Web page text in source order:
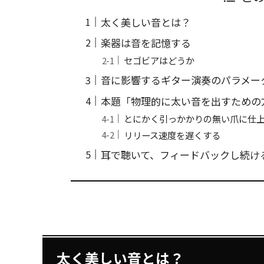
太く美しい音とは？
楽器は音を記憶する
セゴビアはどうか
音に影響するギター演奏のパラメー
本題「物理的に太い音を出すための
とにかく引っかかりの無い爪に仕
リリース速度を遅くする
耳で聴いて、フィードバックし続け
太く美しい音とは？